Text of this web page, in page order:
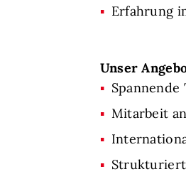
Erfahrung
Unser
Mitarbeit